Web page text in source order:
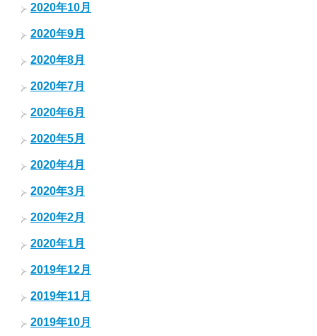
2020年10月
2020年9月
2020年8月
2020年7月
2020年6月
2020年5月
2020年4月
2020年3月
2020年2月
2020年1月
2019年12月
2019年11月
2019年10月